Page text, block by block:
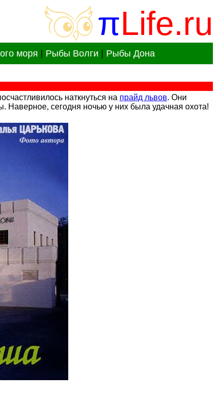
πLife.ru
моря Рыбы Волги Рыбы Дона
наткнуться на прайд львов. Они
сегодня ночью у них была удачная охота!